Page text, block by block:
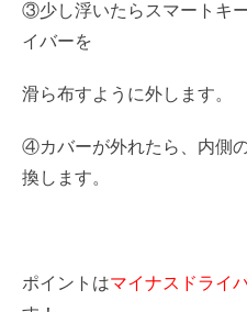
③少し浮いたらスマートキ
イバーを
滑ら布すように外します。
④カバーが外れたら、内側
換します。
ポイントはマイナスドライ